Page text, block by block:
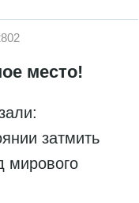
место!
затмить
мирового